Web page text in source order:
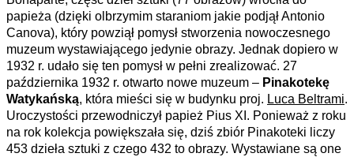
papieża (dzięki olbrzymim staraniom jakie podjął Antonio
Canova), który powziął pomysł stworzenia nowoczesnego
muzeum wystawiającego jedynie obrazy. Jednak dopiero w
1932 r. udało się ten pomysł w pełni zrealizować. 27
października 1932 r. otwarto nowe muzeum – Pinakotekę
Watykańską, która mieści się w budynku proj. Luca Beltrami.
Uroczystości przewodniczył papież Pius XI. Ponieważ z roku
na rok kolekcja powiększała się, dziś zbiór Pinakoteki liczy
453 dzieła sztuki z czego 432 to obrazy. Wystawiane są one